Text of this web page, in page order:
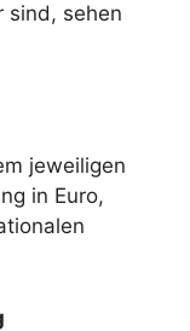
sind, sehen
jeweiligen
in Euro,